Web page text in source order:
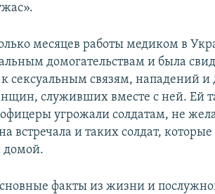
месяцев работы медиком в
домогательствам и была
сексуальным связям, нападений и
служивших вместе с ней. Ей
офицеры угрожали солдатам, не
встречала и таких солдат,
домой.
факты из жизни и